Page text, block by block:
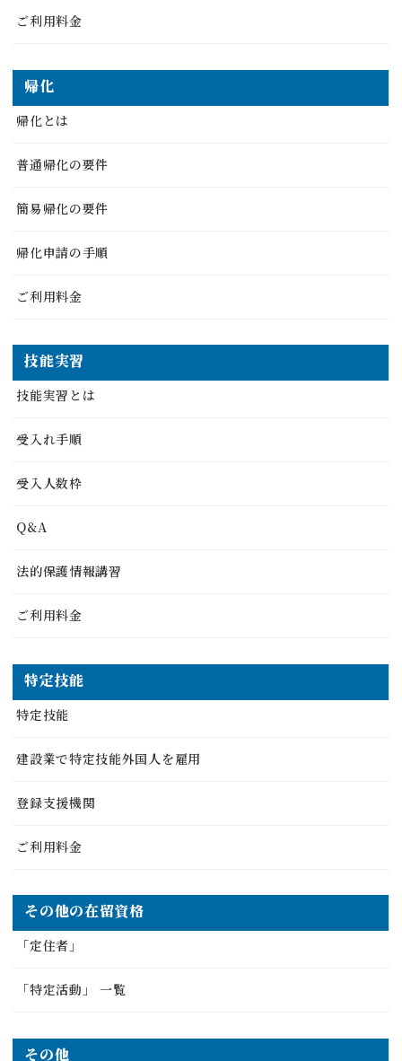
ご利用料金
帰化
帰化とは
普通帰化の要件
簡易帰化の要件
帰化申請の手順
ご利用料金
技能実習
技能実習とは
受入れ手順
受入人数枠
Q&A
法的保護情報講習
ご利用料金
特定技能
特定技能
建設業で特定技能外国人を雇用
登録支援機関
ご利用料金
その他の在留資格
「定住者」
「特定活動」 一覧
その他